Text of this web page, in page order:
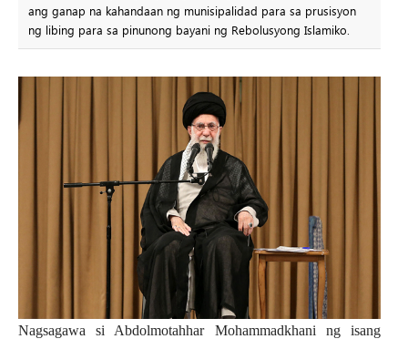
ang ganap na kahandaan ng munisipalidad para sa prusisyon
ng libing para sa pinunong bayani ng Rebolusyong Islamiko.
Nagsagawa si Abdolmotahhar Mohammadkhani ng isang